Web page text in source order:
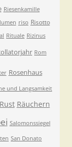
Riesenkamille
riso Risotto
Rituale Rizinus
Rom
Rosenhaus
und Langsamkeit
Rust Räuchern
Salomonssiegel
San Donato